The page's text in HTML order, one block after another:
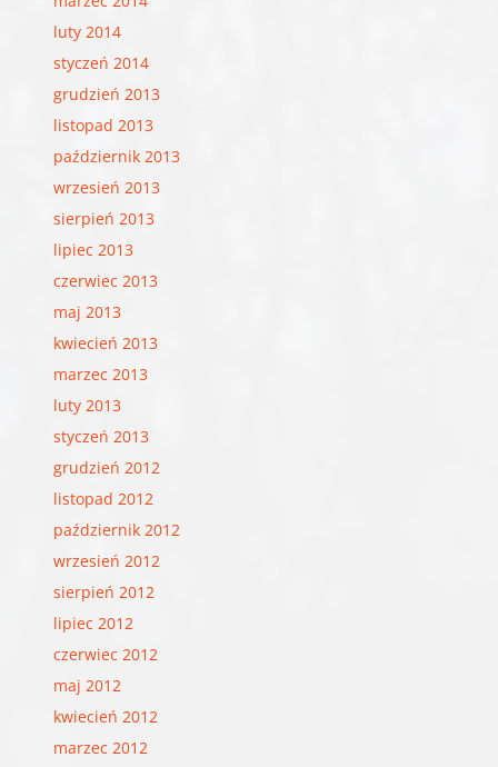
luty 2014
styczeń 2014
grudzień 2013
listopad 2013
październik 2013
wrzesień 2013
sierpień 2013
lipiec 2013
czerwiec 2013
maj 2013
kwiecień 2013
marzec 2013
luty 2013
styczeń 2013
grudzień 2012
listopad 2012
październik 2012
wrzesień 2012
sierpień 2012
lipiec 2012
czerwiec 2012
maj 2012
kwiecień 2012
marzec 2012